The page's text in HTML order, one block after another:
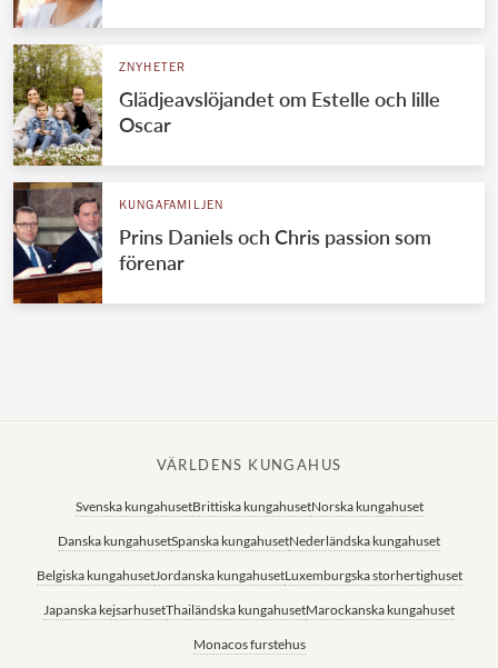
VÄRLDENS KUNGAHUS
Svenska kungahuset
Danska kungahuset
REDAKTION
ZNYHETER
Glädjeavslöjandet om Estelle och lille
Oscar
KUNGAFAMILJEN
Prins Daniels och Chris passion som
förenar
VÄRLDENS KUNGAHUS
Svenska kungahusetBrittiska kungahusetNorska kungahuset
Danska kungahusetSpanska kungahusetNederländska kungahuset
Belgiska kungahusetJordanska kungahusetLuxemburgska storhertighuset
Japanska kejsarhusetThailändska kungahusetMarockanska kungahuset
Monacos furstehus